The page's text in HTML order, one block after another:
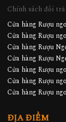
Chính sách đổi trả
Cửa hàng Rượu
Cửa hàng Rượu
Cửa hàng Rượu
Cửa hàng Rượu
Cửa hàng Rượu
Cửa hàng Rượu
Cửa hàng Rượu
ĐỊA ĐIỂM